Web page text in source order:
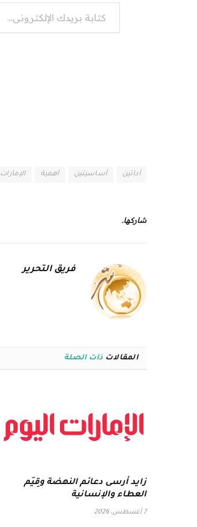
أداتين أساسيتين أهمية الإمارات
شاركها.
فريق التحرير
المقالات ذات الصلة
زايد أرسى دعائم النهضة وقِيَم
العطاء والإنسانية
7 أغسطس، 2026